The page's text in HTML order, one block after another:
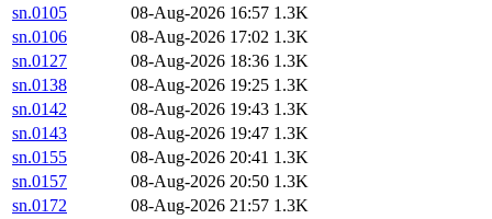
sn.0105
08-Aug-2026 16:57 1.3K
sn.0106
08-Aug-2026 17:02 1.3K
sn.0127
08-Aug-2026 18:36 1.3K
sn.0138
08-Aug-2026 19:25 1.3K
sn.0142
08-Aug-2026 19:43 1.3K
sn.0143
08-Aug-2026 19:47 1.3K
sn.0155
08-Aug-2026 20:41 1.3K
sn.0157
08-Aug-2026 20:50 1.3K
sn.0172
08-Aug-2026 21:57 1.3K